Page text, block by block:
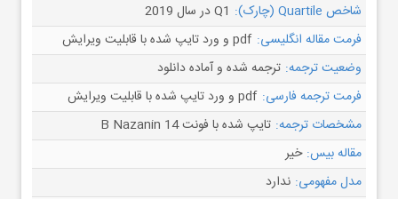
شاخص Quartile (چارک):
Q1 در سال 2019
فرمت مقاله انگلیسی: pdf و ورد تایپ شده با قابلیت ویرایش
وضعیت ترجمه: ترجمه شده و آماده دانلود
فرمت ترجمه فارسی: pdf و ورد تایپ شده با قابلیت ویرایش
مشخصات ترجمه: تایپ شده با فونت B Nazanin 14
مقاله بیس: خیر
مدل مفهومی: ندارد